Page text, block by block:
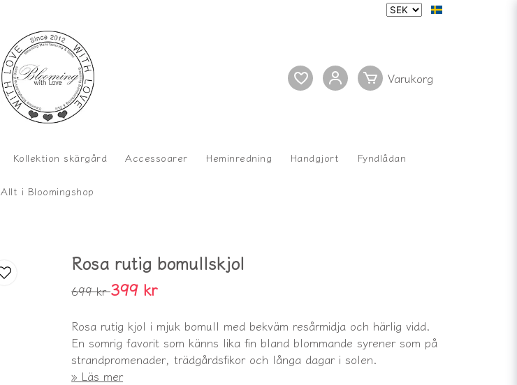
Kollektion skärgård Accessoarer Heminredning Handgjort Fyndlådan
Allt i Bloomingshop
Rosa rutig bomullskjol
699 kr399 kr
Rosa rutig kjol i mjuk bomull med bekväm resårmidja och härlig vidd.
En somrig favorit som känns lika fin bland blommande syrener som på
strandpromenader, trädgårdsfikor och långa dagar i solen.
Läs mer